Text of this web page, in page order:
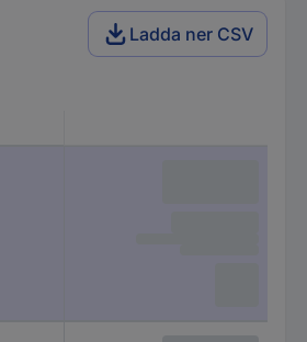
Ladda ner CSV